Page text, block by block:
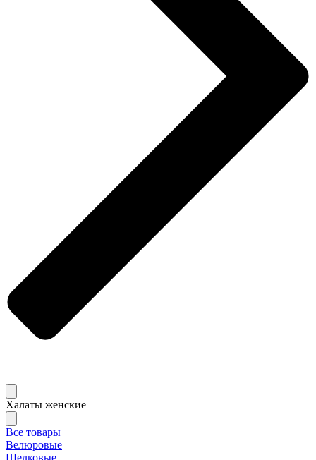
Халаты женские
Все товары
Велюровые
Шелковые